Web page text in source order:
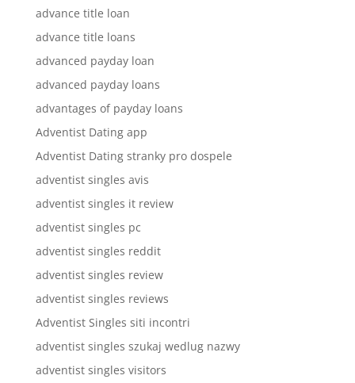
advance title loan
advance title loans
advanced payday loan
advanced payday loans
advantages of payday loans
Adventist Dating app
Adventist Dating stranky pro dospele
adventist singles avis
adventist singles it review
adventist singles pc
adventist singles reddit
adventist singles review
adventist singles reviews
Adventist Singles siti incontri
adventist singles szukaj wedlug nazwy
adventist singles visitors